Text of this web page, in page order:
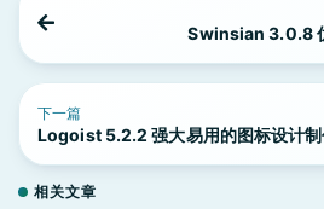
Swinsian 3.0.8
下一篇
Logoist 5.2.2 强大易用的图标设计
相关文章